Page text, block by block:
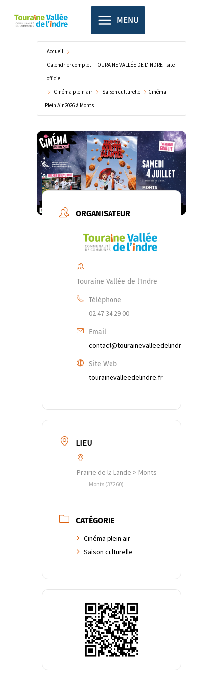
principal
MENU
Accueil
Calendrier complet - TOURAINE VALLÉE DE L'INDRE - site
officiel
Cinéma plein air
Saison culturelle
Cinéma
Plein Air 2026 à Monts
ORGANISATEUR
Touraine Vallée de l'Indre
Téléphone
02 47 34 29 00
Email
contact@tourainevalleedelindre.fr
Site Web
tourainevalleedelindre.fr
LIEU
Prairie de la Lande > Monts
Monts (37260)
CATÉGORIE
Cinéma plein air
Saison culturelle